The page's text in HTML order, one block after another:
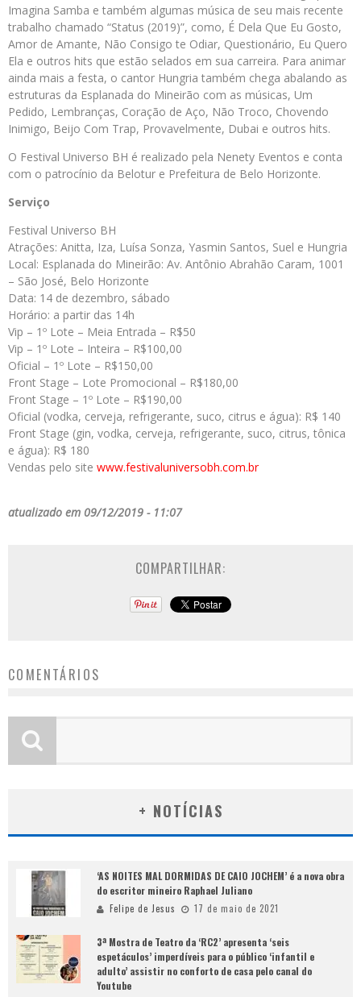
Imagina Samba e também algumas música de seu mais recente
trabalho chamado “Status (2019)”, como, É Dela Que Eu Gosto,
Amor de Amante, Não Consigo te Odiar, Questionário, Eu Quero
Ela e outros hits que estão selados em sua carreira. Para animar
ainda mais a festa, o cantor Hungria também chega abalando as
estruturas da Esplanada do Mineirão com as músicas, Um
Pedido, Lembranças, Coração de Aço, Não Troco, Chovendo
Inimigo, Beijo Com Trap, Provavelmente, Dubai e outros hits.
O Festival Universo BH é realizado pela Nenety Eventos e conta
com o patrocínio da Belotur e Prefeitura de Belo Horizonte.
Serviço
Festival Universo BH
Atrações: Anitta, Iza, Luísa Sonza, Yasmin Santos, Suel e Hungria
Local: Esplanada do Mineirão: Av. Antônio Abrahão Caram, 1001
– São José, Belo Horizonte
Data: 14 de dezembro, sábado
Horário: a partir das 14h
Vip – 1º Lote – Meia Entrada – R$50
Vip – 1º Lote – Inteira – R$100,00
Oficial – 1º Lote – R$150,00
Front Stage – Lote Promocional – R$180,00
Front Stage – 1º Lote – R$190,00
Oficial (vodka, cerveja, refrigerante, suco, citrus e água): R$ 140
Front Stage (gin, vodka, cerveja, refrigerante, suco, citrus, tônica
e água): R$ 180
Vendas pelo site www.festivaluniversobh.com.br
atualizado em 09/12/2019 - 11:07
COMPARTILHAR:
COMENTÁRIOS
+ NOTÍCIAS
‘AS NOITES MAL DORMIDAS DE CAIO JOCHEM’ é a nova obra
do escritor mineiro Raphael Juliano
Felipe de Jesus 17 de maio de 2021
3ª Mostra de Teatro da ‘RC2’ apresenta ‘seis
espetáculos’ imperdíveis para o público ‘infantil e
adulto’ assistir no conforto de casa pelo canal do
Youtube